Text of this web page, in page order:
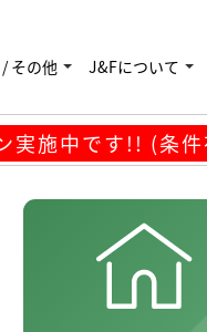
その他 J&Fについて
施中です!! (条件